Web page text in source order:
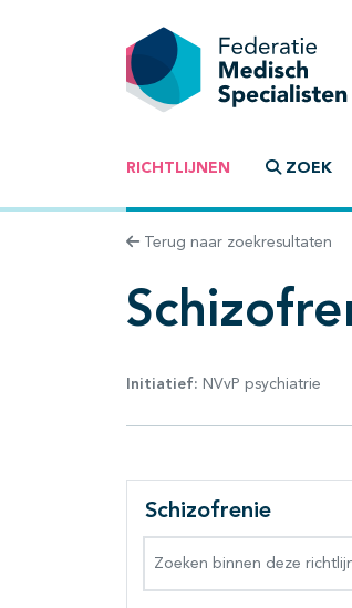
RICHTLIJNEN ZOEK
Terug naar zoekresultaten
Initiatief: NVvP psychiatrie
Schizofrenie